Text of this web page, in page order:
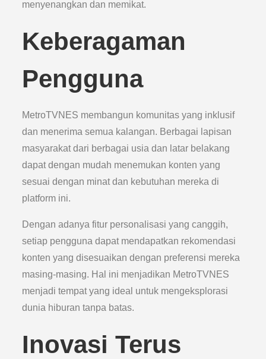
menyenangkan dan memikat.
Keberagaman
Pengguna
MetroTVNES membangun komunitas yang inklusif
dan menerima semua kalangan. Berbagai lapisan
masyarakat dari berbagai usia dan latar belakang
dapat dengan mudah menemukan konten yang
sesuai dengan minat dan kebutuhan mereka di
platform ini.
Dengan adanya fitur personalisasi yang canggih,
setiap pengguna dapat mendapatkan rekomendasi
konten yang disesuaikan dengan preferensi mereka
masing-masing. Hal ini menjadikan MetroTVNES
menjadi tempat yang ideal untuk mengeksplorasi
dunia hiburan tanpa batas.
Inovasi Terus